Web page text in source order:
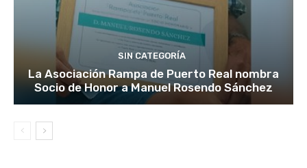
SIN CATEGORÍA
La Asociación Rampa de Puerto Real nombra
Socio de Honor a Manuel Rosendo Sánchez